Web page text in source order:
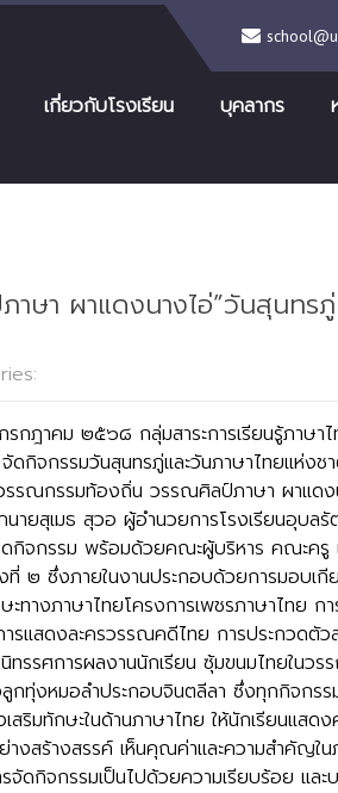
เกี่ยวกับโรงเรียน บุคลากร
า ผาแดงนางไอ่”วันสุนทรภู่
กฎาคม ๒๕๖๘ กลุ่มสาระการเรียนรู้ภาษา
ดกิจกรรมวันสุนทรภู่และวันภาษาไทยแห่งช
รณกรรมท้องถิ่น วรรณศิลป์ภาษา ผาแดง
นายสุเมธ สุวอ ผู้อำนวยการโรงเรียนอุบล
ดกิจกรรม พร้อมด้วยคณะผู้บริหาร คณะค
ที่ ๒ ซึ่งภายในงานประกอบด้วยการมอบเกี
ะทางภาษาไทยโครงการเพชรภาษาไทย ก
ารแสดงละครวรรณคดีไทย การประกวดตัว
ทรรศการผลงานนักเรียน ซุ้มขนมไทยในว
กทุ่งหมอลำประกอบจินตลีลา ซึ่งทุกกิจกรร
เสริมทักษะในด้านภาษาไทย ให้นักเรียนแสด
างสร้างสรรค์ เห็นคุณค่าและความสำคัญใ
จัดกิจกรรมเป็นไปด้วยความเรียบร้อย แล